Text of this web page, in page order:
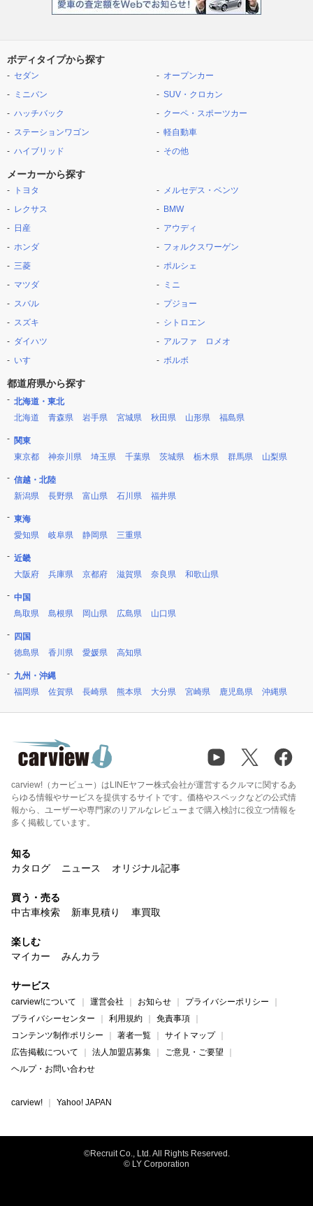
ボディタイプから探す
セダン
ミニバン
ハッチバック
ステーションワゴン
ハイブリッド
オープンカー
SUV・クロカン
クーペ・スポーツカー
軽自動車
その他
メーカーから探す
トヨタ
レクサス
日産
ホンダ
三菱
マツダ
スバル
スズキ
ダイハツ
いすゞ
メルセデス・ベンツ
BMW
アウディ
フォルクスワーゲン
ポルシェ
ミニ
プジョー
シトロエン
アルファ ロメオ
ボルボ
都道府県から探す
北海道・東北
北海道
青森県 岩手県 宮城県 秋田県 山形県 福島県
関東
東京都
神奈川県 埼玉県 千葉県 茨城県 栃木県 群馬県 山梨県
信越・北陸
新潟県
長野県 富山県 石川県 福井県
東海
愛知県
岐阜県 静岡県 三重県
近畿
大阪府
兵庫県 京都府 滋賀県 奈良県 和歌山県
中国
鳥取県
島根県 岡山県 広島県 山口県
四国
徳島県
香川県 愛媛県 高知県
九州・沖縄
福岡県
佐賀県 長崎県 熊本県 大分県 宮崎県 鹿児島県 沖縄県
carview!（カービュー）はLINEヤフー株式会社が運営するクルマに関するあ
らゆる情報やサービスを提供するサイトです。価格やスペックなどの公式情
報から、ユーザーや専門家のリアルなレビューまで購入検討に役立つ情報を
多く掲載しています。
知る
カタログ
ニュース オリジナル記事
買う・売る
中古車検索
新車見積り 車買取
楽しむ
マイカー
みんカラ
サービス
carview!について 運営会社 お知らせ
プライバシーポリシー
プライバシーセンター
利用規約
免責事項
コンテンツ制作ポリシー
著者一覧
サイトマップ
広告掲載について
法人加盟店募集
ご意見・ご要望
ヘルプ・お問い合わせ
carview! Yahoo! JAPAN
©Recruit Co., Ltd. All Rights Reserved.
© LY Corporation